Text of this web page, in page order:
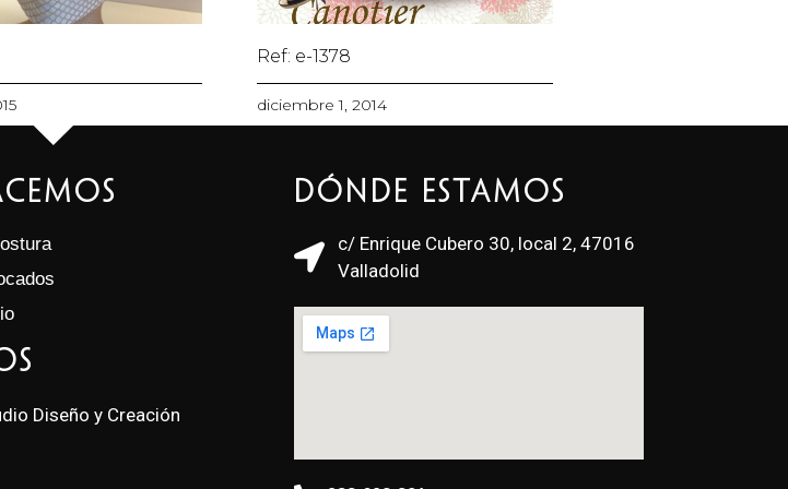
Ref: e-1378
diciembre 1, 2014
Diseño y Creación
Dónde estamos
c/ Enrique Cubero 30, local 2, 47016
Valladolid